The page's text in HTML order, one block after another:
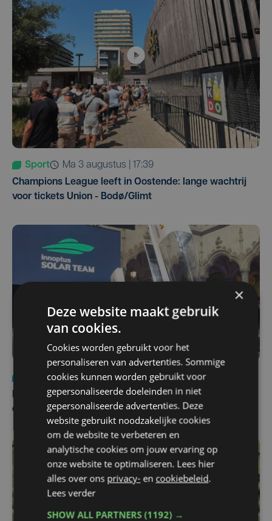
Sport
ma 3 augustus | 17:39
Champions League leeft in Oostende: lange wachtrij
voor tickets Union - Bodø/Glimt
Nieuws
za 1 augustus | 22:36
Belgisch Solar Team met West-Vlamingen wint voor
eerst in VS
×
Deze website maakt gebruik
van cookies.
Cookies worden gebruikt voor het
personaliseren van advertenties. Sommige
cookies kunnen worden gebruikt voor
gepersonaliseerde doeleinden in niet
gepersonaliseerde advertenties. Deze
website gebruikt noodzakelijke cookies
om de website te verbeteren en
analytische cookies om jouw ervaring op
onze website te optimaliseren. Lees hier
alles over ons privacy- en cookiebeleid.
Lees verder
SHOW ALL PARTNERS(1192) →